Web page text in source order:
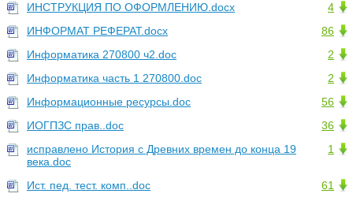
4
ИНСТРУКЦИЯ ПО ОФОРМЛЕНИЮ.docx
86
ИНФОРМАТ РЕФЕРАТ.docx
2
Информатика 270800 ч2.doc
2
Информатика часть 1 270800.doc
56
Информационные ресурсы.doc
36
ИОГПЗС прав..doc
1
исправлено История с Древних времен до конца 19
века.doc
61
Ист. пед. тест. комп..doc